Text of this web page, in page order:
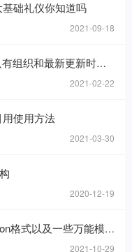
础礼仪你知道吗
2021-09-18
网页，在reference list里要怎么写
2021-02-22
使用方法
2021-03-30
2020-12-19
以及一些万能模板句分享
2021-10-29